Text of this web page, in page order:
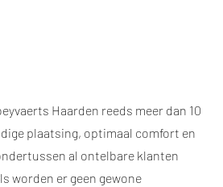
Haarden reeds meer dan 10
plaatsing, optimaal comfort en
al ontelbare klanten
worden er geen gewone